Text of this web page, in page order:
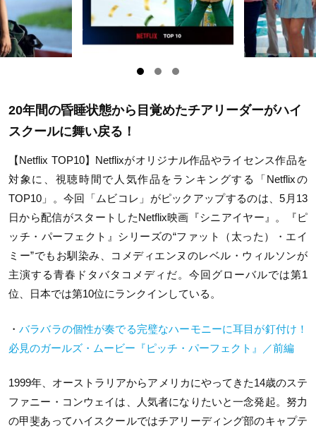
20年間の昏睡状態から目覚めたチアリーダーがハイ
スクールに舞い戻る！
【Netflix TOP10】Netflixがオリジナル作品やライセンス作品を
対象に、視聴時間で人気作品をランキングする「Netflixの
TOP10」。今回「ムビコレ」がピックアップするのは、5月13
日から配信がスタートしたNetflix映画『シニアイヤー』。『ピ
ッチ・パーフェクト』シリーズの“ファット（太った）・エイ
ミー”でもお馴染み、コメディエンヌのレベル・ウィルソンが
主演する青春ドタバタコメディだ。今回グローバルでは第1
位、日本では第10位にランクインしている。
・バラバラの個性が奏でる完璧なハーモニーに耳目が釘付け！
必見のガールズ・ムービー『ピッチ・パーフェクト』／前編
1999年、オーストラリアからアメリカにやってきた14歳のステ
ファニー・コンウェイは、人気者になりたいと一念発起。努力
の甲斐あってハイスクールではチアリーディング部のキャプテ